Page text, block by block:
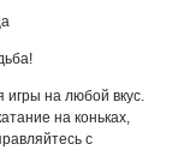
игры на любой вкус.
на коньках,
с